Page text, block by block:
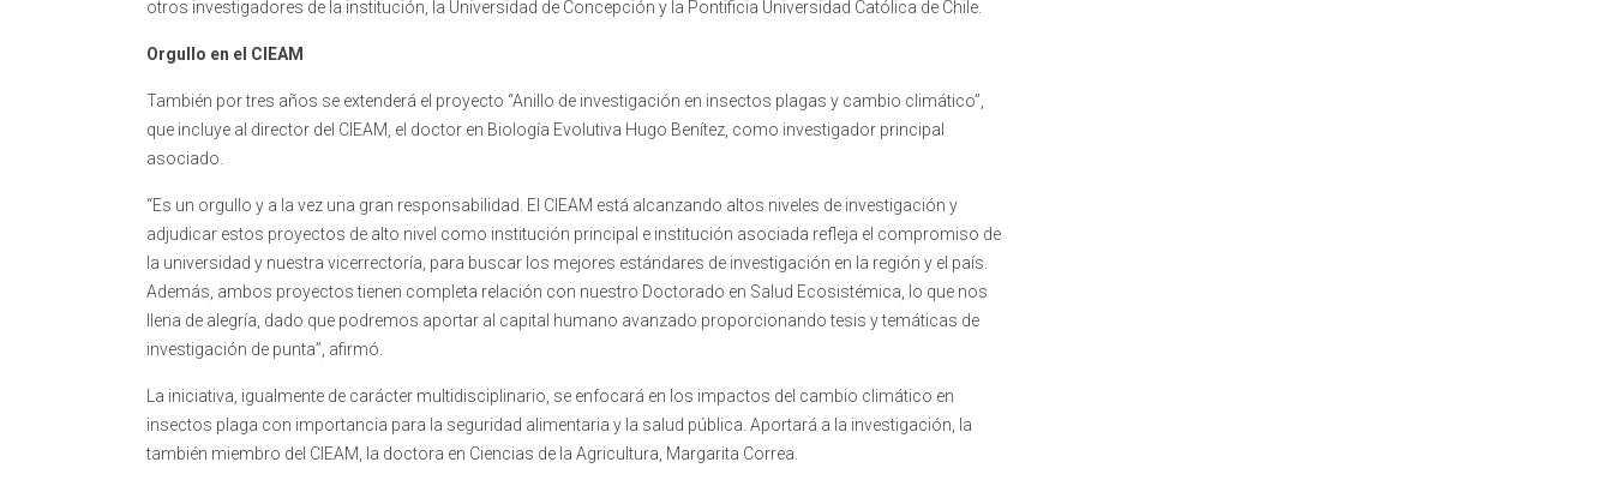
otros investigadores de la institución, la Universidad de Concepción y la Pontificia Universidad Católica de Chile.
Orgullo en el CIEAM
También por tres años se extenderá el proyecto “Anillo de investigación en insectos plagas y cambio climático”,
que incluye al director del CIEAM, el doctor en Biología Evolutiva Hugo Benítez, como investigador principal
asociado.
“Es un orgullo y a la vez una gran responsabilidad. El CIEAM está alcanzando altos niveles de investigación y
adjudicar estos proyectos de alto nivel como institución principal e institución asociada refleja el compromiso de
la universidad y nuestra vicerrectoría, para buscar los mejores estándares de investigación en la región y el país.
Además, ambos proyectos tienen completa relación con nuestro Doctorado en Salud Ecosistémica, lo que nos
llena de alegría, dado que podremos aportar al capital humano avanzado proporcionando tesis y temáticas de
investigación de punta”, afirmó.
La iniciativa, igualmente de carácter multidisciplinario, se enfocará en los impactos del cambio climático en
insectos plaga con importancia para la seguridad alimentaria y la salud pública. Aportará a la investigación, la
también miembro del CIEAM, la doctora en Ciencias de la Agricultura, Margarita Correa.